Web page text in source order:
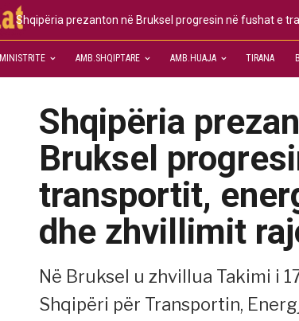
Shqipëria prezanton në Bruksel progresin në fushat e
MINISTRITE AMB.SHQIPTARE AMB.HUAJA TIRANA
Shqipëria
Bruksel
transportit,
dhe zhvillimit
Në Bruksel u zhvillua Takimi i
Shqipëri për Transportin,